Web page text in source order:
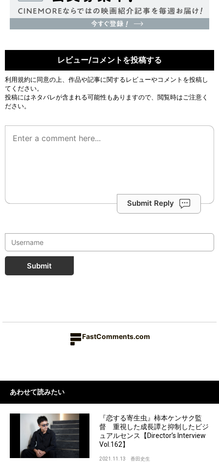
レビュー/コメントを投稿する
利用規約に同意の上、作品や記事に関するレビューやコメントを投稿し
てください。
投稿にはネタバレが含まれる可能性もありますので、閲覧時はご注意く
ださい。
Submit Reply
Submit
FastComments.com
あわせて読みたい
『恋する寄生虫』柿本ケンサク監
督 重視した成長譚と抑制したビジ
ュアルセンス【Director’s Interview
Vol.162】
2021.11.13 香田史生